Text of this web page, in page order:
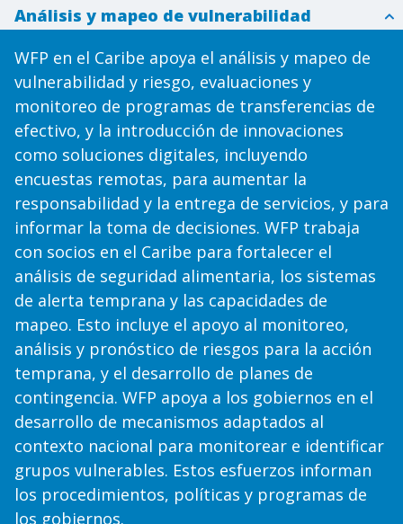
Análisis y mapeo de vulnerabilidad
WFP en el Caribe apoya el análisis y mapeo de
vulnerabilidad y riesgo, evaluaciones y
monitoreo de programas de transferencias de
efectivo, y la introducción de innovaciones
como soluciones digitales, incluyendo
encuestas remotas, para aumentar la
responsabilidad y la entrega de servicios, y para
informar la toma de decisiones. WFP trabaja
con socios en el Caribe para fortalecer el
análisis de seguridad alimentaria, los sistemas
de alerta temprana y las capacidades de
mapeo. Esto incluye el apoyo al monitoreo,
análisis y pronóstico de riesgos para la acción
temprana, y el desarrollo de planes de
contingencia. WFP apoya a los gobiernos en el
desarrollo de mecanismos adaptados al
contexto nacional para monitorear e identificar
grupos vulnerables. Estos esfuerzos informan
los procedimientos, políticas y programas de
los gobiernos.